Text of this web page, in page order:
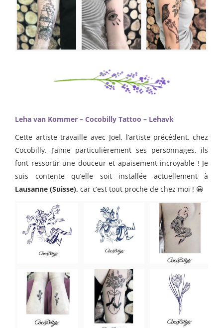
Leha van Kommer – Cocobilly Tattoo – Lehavk
Cette artiste travaille avec Joël, l’artiste précédent, chez
Cocobilly. J’aime particulièrement ses personnages, ils
font ressortir une douceur et apaisement incroyable ! Je
suis contente qu’elle soit installée actuellement à
Lausanne (Suisse), car c’est tout proche de chez moi ! 😀